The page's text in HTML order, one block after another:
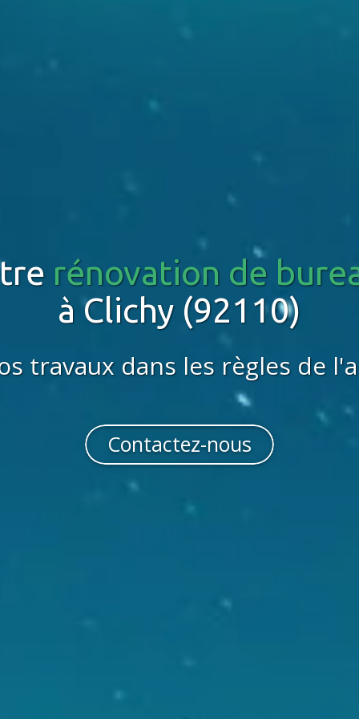
rénovation de
à Clichy (92110)
travaux dans les règles de
Contactez-nous